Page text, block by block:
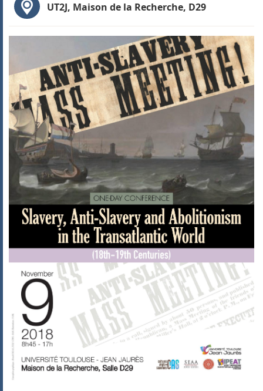
UT2J, Maison de la Recherche, D29